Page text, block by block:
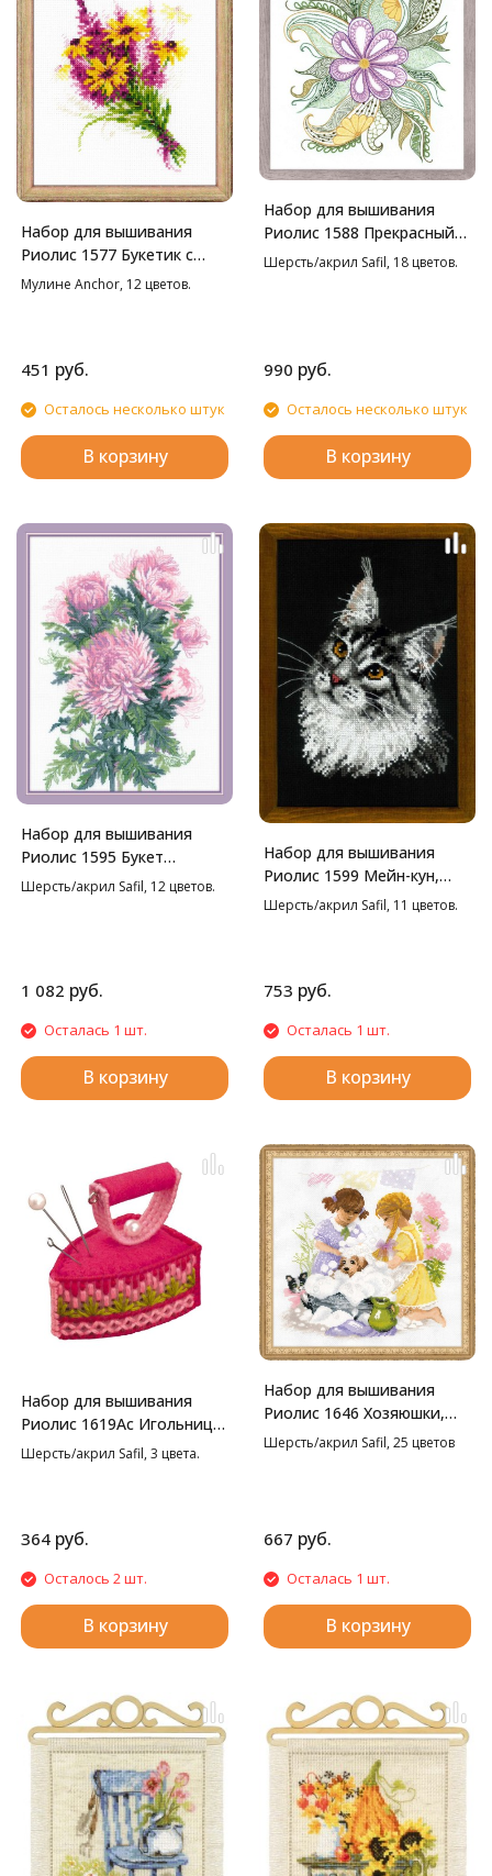
Набор для вышивания
Риолис 1577 Букетик с
рудбекией, 15*18 см
Мулине Anchor, 12 цветов.
451 руб.
Осталось несколько штук
В корзину
Набор для вышивания
Риолис 1588 Прекрасный
цветок, 30*34 см
Шерсть/акрил Safil, 18 цветов.
990 руб.
Осталось несколько штук
В корзину
Набор для вышивания
Риолис 1595 Букет
хризантем, 30*40 см
Шерсть/акрил Safil, 12 цветов.
1 082 руб.
Осталась 1 шт.
В корзину
Набор для вышивания
Риолис 1599 Мейн-кун,
21*30 см
Шерсть/акрил Safil, 11 цветов.
753 руб.
Осталась 1 шт.
В корзину
Набор для вышивания
Риолис 1619Ас Игольница
Утюжок, 5,5*3,5*5 см
Шерсть/акрил Safil, 3 цвета.
364 руб.
Осталось 2 шт.
В корзину
Набор для вышивания
Риолис 1646 Хозяюшки,
30*30 см
Шерсть/акрил Safil, 25 цветов
667 руб.
Осталась 1 шт.
В корзину